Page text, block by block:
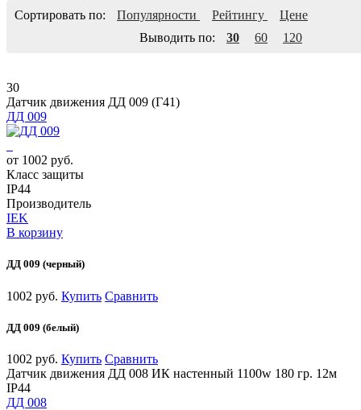
Сортировать по: Популярности Рейтингу
Цене
Выводить по:
30 60 120
30
Датчик движения ДД 009 (Г41)
ДД 009
от 1002 руб.
Класс защиты
IP44
Производитель
IEK
В корзину
ДД 009 (черный)
1002 руб. Купить Сравнить
ДД 009 (белый)
1002 руб. Купить Сравнить
Датчик движения ДД 008 ИК настенный 1100w 180 гр. 12м
IP44
ДД 008